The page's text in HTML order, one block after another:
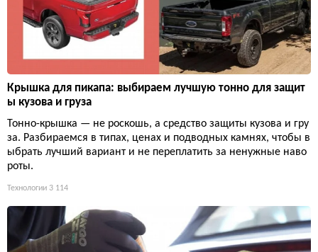
Крышка для пикапа: выбираем лучшую тонно для защит
ы кузова и груза
Тонно-крышка — не роскошь, а средство защиты кузова и гру
за. Разбираемся в типах, ценах и подводных камнях, чтобы в
ыбрать лучший вариант и не переплатить за ненужные наво
роты.
Технологии 3 114